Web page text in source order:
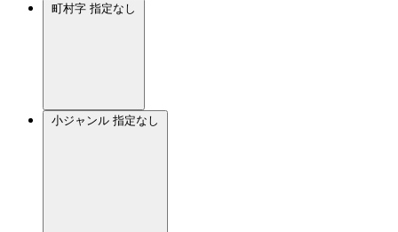
町村字 指定なし
小ジャンル 指定なし